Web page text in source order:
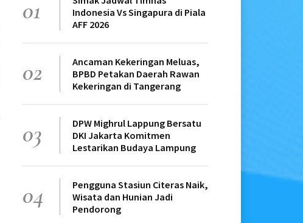
01
Indonesia Vs Singapura di Piala
AFF 2026
02
Ancaman Kekeringan Meluas,
BPBD Petakan Daerah Rawan
Kekeringan di Tangerang
03
DPW Mighrul Lappung Bersatu
DKI Jakarta Komitmen
Lestarikan Budaya Lampung
04
Pengguna Stasiun Citeras Naik,
Wisata dan Hunian Jadi
Pendorong